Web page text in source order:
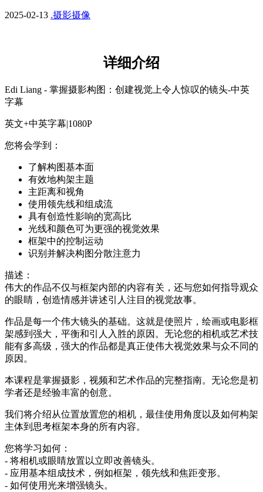
2025-02-13 .摄影摄像
详细介绍
Edi Liang - 掌握摄影构图：创建视觉上令人惊叹的镜头-中英
字幕
英文+中英字幕|1080P
您将会学到：
了解构图基本面
有效地构架主题
主距离和视角
使用领先线和组成流
具有创造性影响的宽高比
光线和颜色可为更强的视觉效果
框架中的控制运动
识别并解决构图分散注意力
描述：
伟大的作品不仅与框架内部的内容有关，还与您如何指导观众
的眼睛，创造情感并讲述引人注目的视觉故事。
作品是每一个伟大镜头的基础。这就是使照片，绘画或电影框
架感到强大，平衡和引人入胜的原因。无论您的相机或艺术技
能有多高级，强大的作品都是真正使伟大视觉效果与众不同的
原因。
本课程是掌握摄影，视频和艺术作品的完整指南。无论您是初
学者还是经验丰富的创意。
我们将介绍从位置放置您的相机，最佳使用角度以及如何构架
主体到思考框架本身的所有内容。
您将学习如何：
- 将相机或眼睛放置以立即改善镜头。
- 应用基本组成技术，例如框架，领先线和焦距变形。
- 如何使用光来增强镜头。